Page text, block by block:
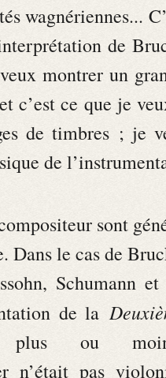
wagnériennes...
de
montrer un
c’est ce que je
de timbres ; je
de
sont
Dans le cas de
Schumann
de la
plus ou
n’était pas